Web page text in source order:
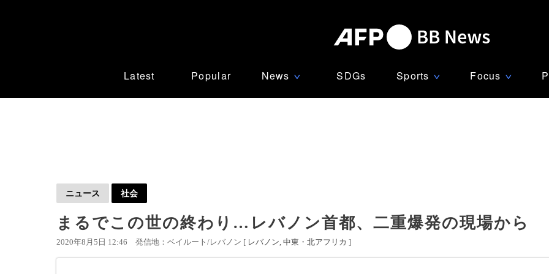
Latest Popular News ∨ SDGs Sports ∨ Focus ∨
ニュース 社会
まるでこの世の終わり…レバノン首都、二重爆発の現場から
2020年8月5日 12:46 発信地：ベイルート/レバノン [ レバノン 中東・北アフリカ ]